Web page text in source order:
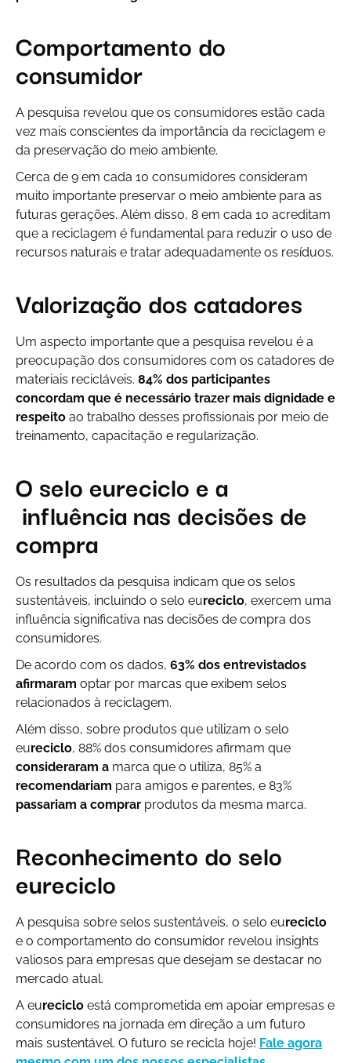
Comportamento do
consumidor
A pesquisa revelou que os consumidores estão cada
vez mais conscientes da importância da reciclagem e
da preservação do meio ambiente.
Cerca de 9 em cada 10 consumidores consideram
muito importante preservar o meio ambiente para as
futuras gerações. Além disso, 8 em cada 10 acreditam
que a reciclagem é fundamental para reduzir o uso de
recursos naturais e tratar adequadamente os resíduos.
Valorização dos catadores
Um aspecto importante que a pesquisa revelou é a
preocupação dos consumidores com os catadores de
materiais recicláveis. 84% dos participantes
concordam que é necessário trazer mais dignidade e
respeito ao trabalho desses profissionais por meio de
treinamento, capacitação e regularização.
O selo eureciclo e a
influência nas decisões de
compra
Os resultados da pesquisa indicam que os selos
sustentáveis, incluindo o selo eureciclo, exercem uma
influência significativa nas decisões de compra dos
consumidores.
De acordo com os dados, 63% dos entrevistados
afirmaram optar por marcas que exibem selos
relacionados à reciclagem.
Além disso, sobre produtos que utilizam o selo
eureciclo, 88% dos consumidores afirmam que
consideraram a marca que o utiliza, 85% a
recomendariam para amigos e parentes, e 83%
passariam a comprar produtos da mesma marca.
Reconhecimento do selo
eureciclo
A pesquisa sobre selos sustentáveis, o selo eureciclo
e o comportamento do consumidor revelou insights
valiosos para empresas que desejam se destacar no
mercado atual.
A eureciclo está comprometida em apoiar empresas e
consumidores na jornada em direção a um futuro
mais sustentável. O futuro se recicla hoje! Fale agora